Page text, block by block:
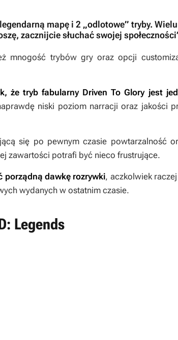
mapę i 2 „odlotowe” tryby.
zacznijcie słuchać swojej
mnogość trybów gry oraz opcji
że tryb fabularny Driven To Glory jest
niski poziom narracji oraz jakości
się po pewnym czasie powtarzalność
zawartości potrafi być nieco frustrujące.
porządną dawkę rozrywki, aczkolwiek raczej
wydanych w ostatnim czasie.
Legends